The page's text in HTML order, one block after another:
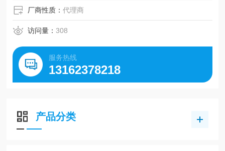
厂商性质：代理商
访问量：308
服务热线
13162378218
产品分类